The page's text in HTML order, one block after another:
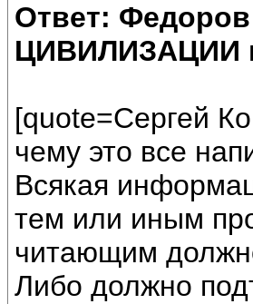
Ответ:
ЦИВИЛИЗАЦИИ
[quote=Сергей
чему это все
Всякая
тем или иным
читающим
Либо должно